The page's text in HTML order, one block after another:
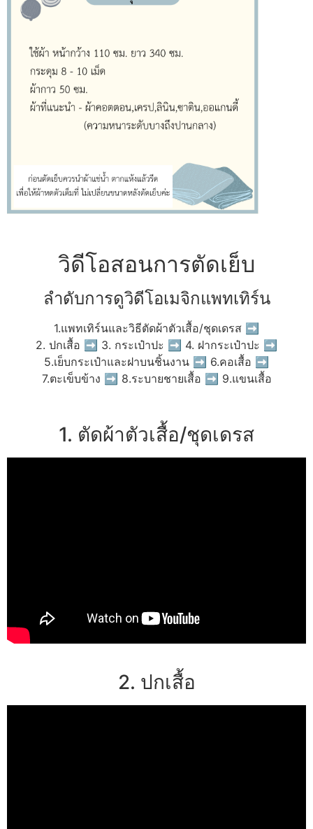
วิดีโอสอนการตัดเย็บ
ลำดับการดูวิดีโอเมจิกแพทเทิร์น
1.แพทเทิร์นและวิธีตัดผ้าตัวเสื้อ/ชุดเดรส ➡
2. ปกเสื้อ ➡ 3. กระเป๋าปะ ➡ 4. ฝากระเป๋าปะ ➡
5.เย็บกระเป๋าและฝาบนชิ้นงาน ➡ 6.คอเสื้อ ➡
7.ตะเข็บข้าง ➡ 8.ระบายชายเสื้อ ➡ 9.แขนเสื้อ
1. ตัดผ้าตัวเสื้อ/ชุดเดรส
2. ปกเสื้อ